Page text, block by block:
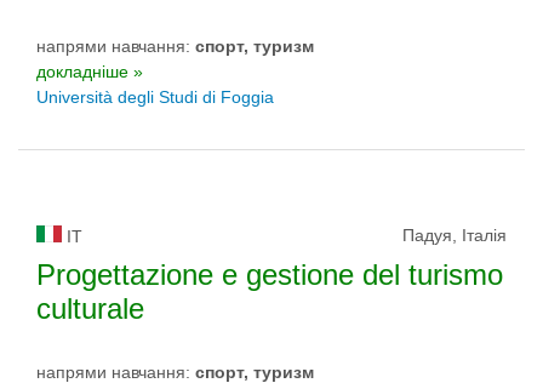
напрями навчання: спорт, туризм
докладніше »
Università degli Studi di Foggia
IT Падуя, Італія
Progettazione e gestione del turismo
culturale
напрями навчання: спорт, туризм